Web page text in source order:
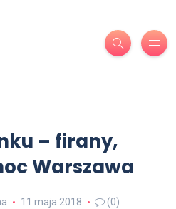
– firany,
Warszawa
11 maja 2018 (0)